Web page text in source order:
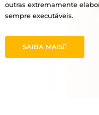
outras extremamente
sempre executáveis.
SAIBA MAIS